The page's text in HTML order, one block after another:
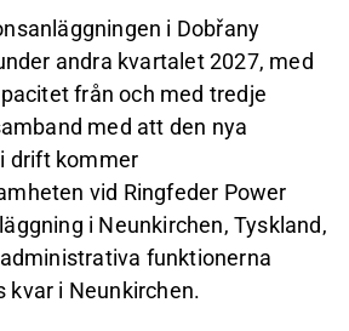
i Dobřany
andra kvartalet 2027, med
från och med tredje
med att den nya
drift kommer
vid Ringfeder Power
i Neunkirchen, Tyskland,
funktionerna
kvar i Neunkirchen.